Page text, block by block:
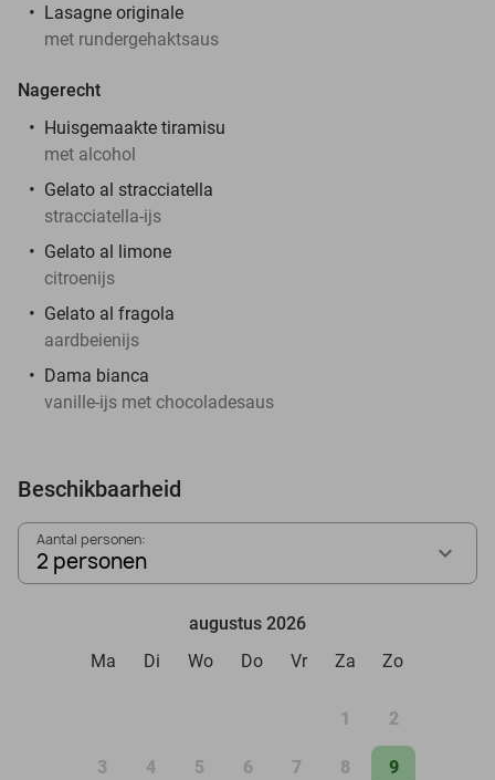
Lasagne originale
met rundergehaktsaus
Nagerecht
Huisgemaakte tiramisu
met alcohol
Gelato al stracciatella
stracciatella-ijs
Gelato al limone
citroenijs
Gelato al fragola
aardbeienijs
Dama bianca
vanille-ijs met chocoladesaus
Beschikbaarheid
Aantal personen:
2 personen
augustus 2026
Ma
Di Wo Do Vr Za Zo
1 2
3 4 5 6 7 8 9